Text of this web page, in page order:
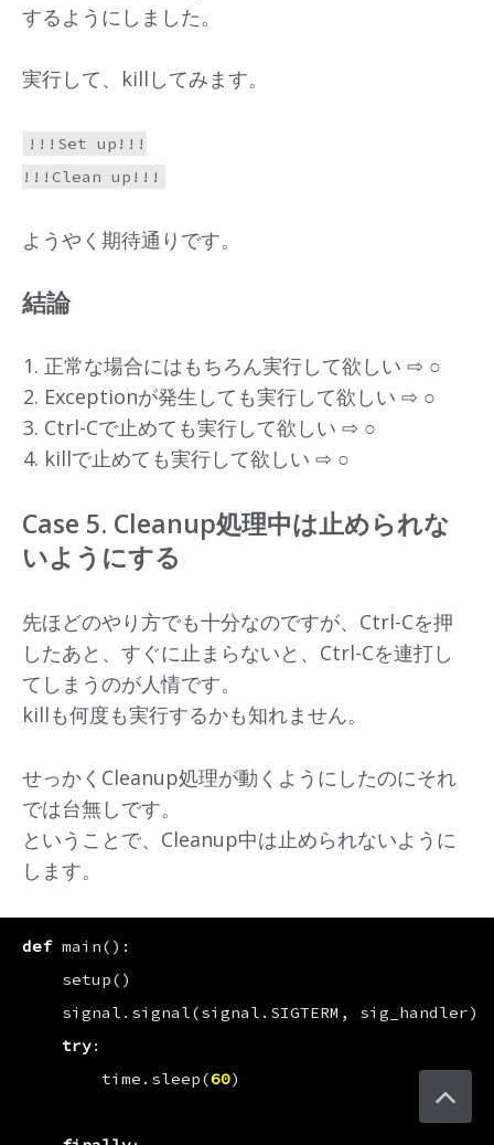
するようにしました。
実行して、killしてみます。
!!!Set up!!!
ようやく期待通りです。
結論
正常な場合にはもちろん実行して欲しい ⇨ ○
Exceptionが発生しても実行して欲しい ⇨ ○
Ctrl-Cで止めても実行して欲しい ⇨ ○
killで止めても実行して欲しい ⇨ ○
Case 5. Cleanup処理中は止められな
いようにする
先ほどのやり方でも十分なのですが、Ctrl-Cを押
したあと、すぐに止まらないと、Ctrl-Cを連打し
てしまうのが人情です。
killも何度も実行するかも知れません。
せっかくCleanup処理が動くようにしたのにそれ
では台無しです。
ということで、Cleanup中は止められないように
します。
def main():
setup()
signal . signal(signal . SIGTERM , sig_handler)
try:
time . sleep(60)